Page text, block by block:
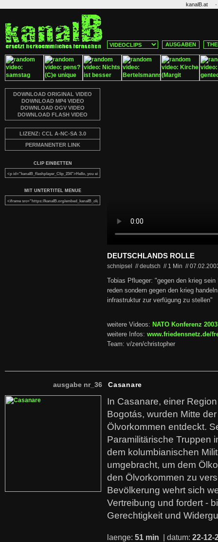
kanalB.at ·
AUSGABEN
DOWNLOAD ORIGINAL VIDEO
DOWNLOAD MP4 VIDEO
DOWNLOAD OGV VIDEO
DOWNLOAD FLASH VIDEO
LIZENZ: CCL A-NC-SA 3.0
PERMANENTER LINK
CLIP EINBETTEN
MIT UNTERTITEL MENUE
DEUTSCHLANDS ROLLE
schnipsel // deutsch // 1 Min //
Tobias Pflueger: "gegen den krieg
reden sondern gegen den krieg
infrastruktur zur verfügung zu stellen"
weitere Videos: NATO Konferenz 2003
weitere Infos: www.friedensnetz.de/
Team: v/zen/christopher
ausgabe nr_36 Casanare
In Casanare, einer
Bogotás, wurden Mitte
Ölvorkommen entdeckt.
Paramilitärische Truppen
dem kolumbianischen
umgebracht, um dem
den Ölvorkommen zu
Bevölkerung wehrt sich
Vertreibung und fordert -
Gerechtigkeit und
laenge: 51 min | datum: 22-12-